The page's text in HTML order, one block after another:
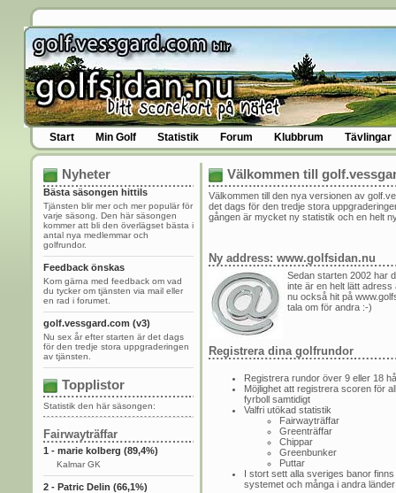
Start Min Golf Statistik Forum Klubbrum Tävlingar
Nyheter
Bästa säsongen hittils
Tjänsten blir mer och mer populär för
varje säsong. Den här säsongen
kommer att bli den överlägset bästa i
antal nya medlemmar och
golfrundor.
Feedback önskas
Kom gärna med feedback om vad
du tycker om tjänsten via mail eller
en rad i forumet.
golf.vessgard.com (v3)
Nu sex år efter starten är det dags
för den tredje stora uppgraderingen
av tjänsten.
Topplistor
Statistik den här säsongen:
Fairwayträffar
1 - marie kolberg (89,4%)
Kalmar GK
2 - Patric Delin (66,1%)
Välkommen till
Välkommen till den nya versionen av
det dags för den tredje stora
gången är mycket ny statistik och en helt
Ny address: www.golfsidan.nu
Sedan starten 2002 har
inte är en helt lätt
nu också hit på
tala om för andra :-)
Registrera dina golfrundor
Registrera rundor över 9 eller 18
Möjlighet att registrera scoren för
fyrboll samtidigt
Valfri utökad statistik
Fairwayträffar
Greenträffar
Chippar
Greenbunker
Puttar
I stort sett alla sveriges banor finns
systemet och många i andra länder